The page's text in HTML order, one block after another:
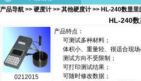
产品导航 >> 硬度计 >> 其他硬度计 >> HL-240数显里
HL-240
0212015
产品特点：
可测试多种材料；
体积小、重量轻、很适合现场
测试方向不受限制；
可打印测试结果；
可随时修改数据；